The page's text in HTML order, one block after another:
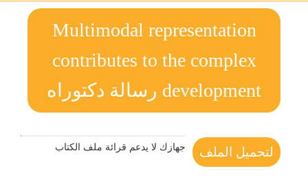
Multimodal representation
contributes to the complex
development رسالة دكتوراه
لتحميل الملف جهازك لا يدعم قرائة ملف الكتاب